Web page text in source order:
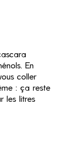
En
coller
: ça reste
les litres